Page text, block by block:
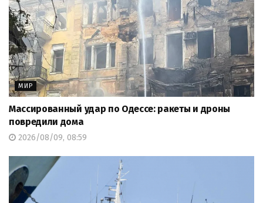
МИР
Массированный удар по Одессе: ракеты и дроны
повредили дома
2026/08/09, 08:59